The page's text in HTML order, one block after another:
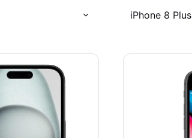
iPhone 8 Plus